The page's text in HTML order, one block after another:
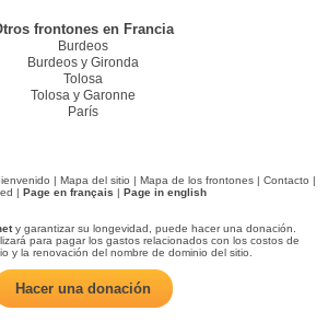
frontones en Francia
Burdeos
Burdeos y Gironda
Tolosa
Tolosa y Garonne
París
| Mapa del sitio | Mapa de los frontones | Contacto |
| Page en français | Page in english
y garantizar su longevidad, puede hacer una donación.
para pagar los gastos relacionados con los costos de
y la renovación del nombre de dominio del sitio.
Hacer una donación